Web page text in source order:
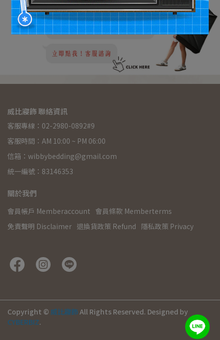
威比寢飾 聯絡資訊
客服專線：02-2980-0892#9
客服時間：AM 10:00 ~ PM 06:00
信箱：wibbybedding@gmail.com
統一編號：83146353
關於我們
會員帳戶 Memberaccount 會員條款 Memberterms
免責聲明 Disclaimer 退換貨政策 Refund 隱私政策 Privacy
Copyright © 威比寢飾 All Rights Reserved. Designed by
CYBERBIZ.